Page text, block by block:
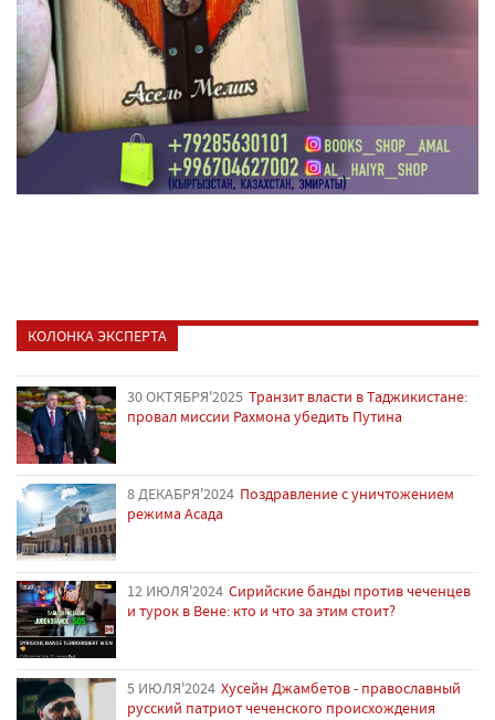
КОЛОНКА ЭКСПЕРТА
30 ОКТЯБРЯ'2025 Транзит власти в Таджикистане:
провал миссии Рахмона убедить Путина
8 ДЕКАБРЯ'2024 Поздравление с уничтожением
режима Асада
12 ИЮЛЯ'2024 Сирийские банды против чеченцев
и турок в Вене: кто и что за этим стоит?
5 ИЮЛЯ'2024 Хусейн Джамбетов - православный
русский патриот чеченского происхождения